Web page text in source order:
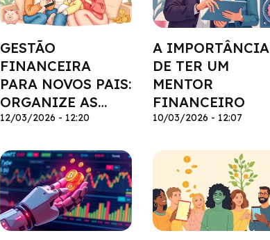
GESTÃO
FINANCEIRA
PARA NOVOS PAIS:
ORGANIZE AS
CONTAS DA
12/03/2026 - 12:20
A IMPORTÂNCIA
DE TER UM
MENTOR
FINANCEIRO
10/03/2026 - 12:07